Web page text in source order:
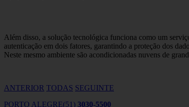
Além disso, a solução tecnológica funciona como um
autenticação em dois fatores, garantindo a proteção dos
Neste mesmo ambiente são acondicionadas nuvens de
ANTERIOR TODAS SEGUINTE
PORTO ALEGRE(51) 3030-5500